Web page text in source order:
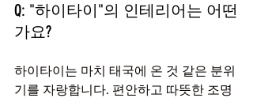
Q: "하이타이"의 인테리어는 어떤
가요?
하이타이는 마치 태국에 온 것 같은 분위
기를 자랑합니다. 편안하고 따뜻한 조명